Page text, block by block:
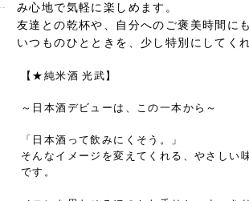
み心地で気軽に楽しめます。
友達との乾杯や、自分へのご褒美時間に
いつものひとときを、少し特別にしてく
【★純米酒 光武】
～日本酒デビューは、この一本から～
「日本酒って飲みにくそう。」
そんなイメージを変えてくれる、やさしい
です。